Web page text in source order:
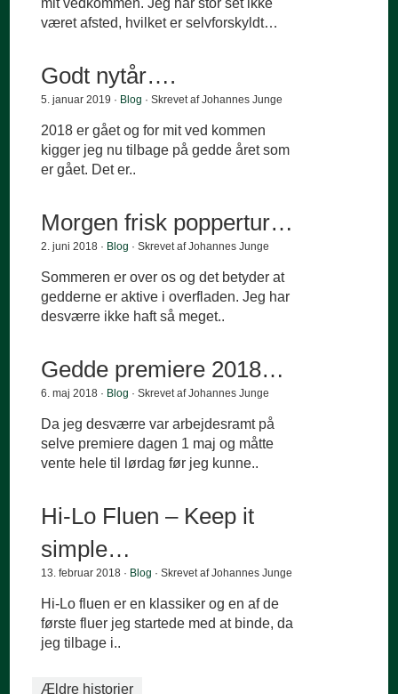
mit vedkommen. Jeg har stor set ikke
været afsted, hvilket er selvforskyldt…
Godt nytår….
5. januar 2019 · Blog · Skrevet af Johannes Junge
2018 er gået og for mit ved kommen
kigger jeg nu tilbage på gedde året som
er gået. Det er..
Morgen frisk poppertur…
2. juni 2018 · Blog · Skrevet af Johannes Junge
Sommeren er over os og det betyder at
gedderne er aktive i overfladen. Jeg har
desværre ikke haft så meget..
Gedde premiere 2018…
6. maj 2018 · Blog · Skrevet af Johannes Junge
Da jeg desværre var arbejdesramt på
selve premiere dagen 1 maj og måtte
vente hele til lørdag før jeg kunne..
Hi-Lo Fluen – Keep it
simple…
13. februar 2018 · Blog · Skrevet af Johannes Junge
Hi-Lo fluen er en klassiker og en af de
første fluer jeg startede med at binde, da
jeg tilbage i..
Ældre historier